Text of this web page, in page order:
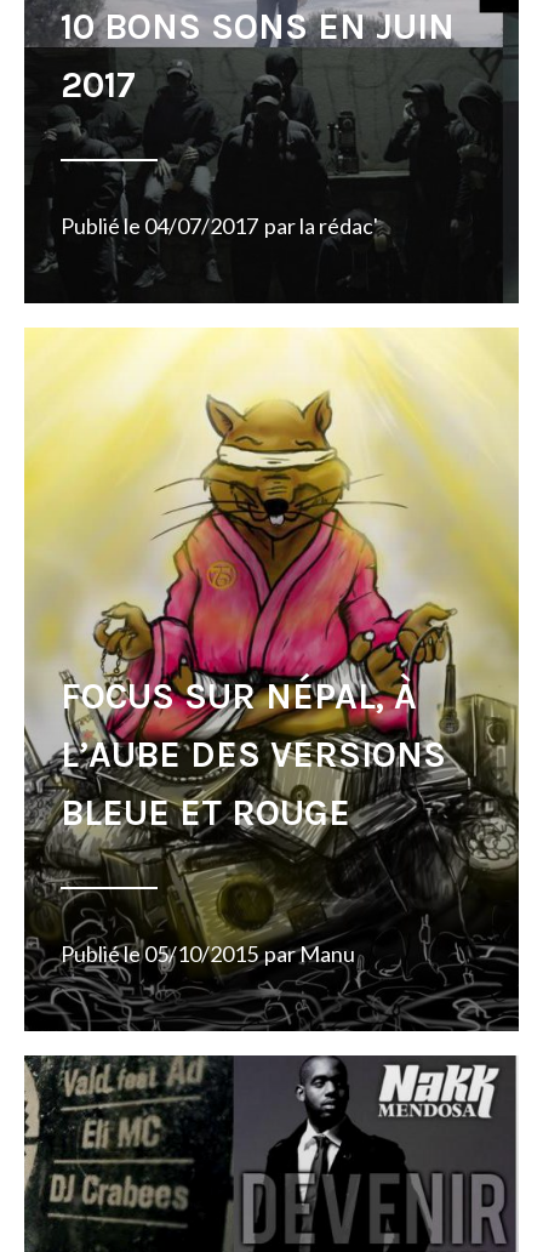
10 BONS SONS EN JUIN
2017
Publié le 04/07/2017 parla rédac'
FOCUS SUR NÉPAL, À
L’AUBE DES VERSIONS
BLEUE ET ROUGE
Publié le05/10/2015 parManu